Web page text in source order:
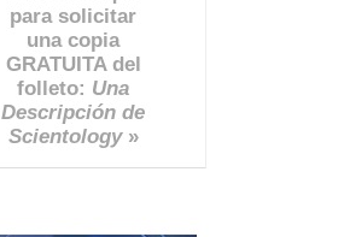
para solicitar
una copia
GRATUITA del
folleto: Una
Descripción de
Scientology»